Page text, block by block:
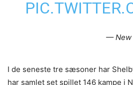
— New
I de seneste tre sæsoner har
har samlet set spillet 146 kampe i